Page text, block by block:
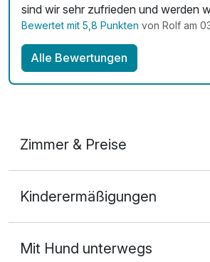
sind wir sehr zufrieden und werden
Bewertet mit 5,8 Punkten von Rolf am
Alle Bewertungen
Zimmer & Preise
2 Erwachsene
Kinderermäßigungen
Mit Hund unterwegs